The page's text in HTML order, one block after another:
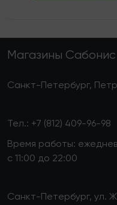
Магазины Сабонис
Санкт-Петербург,
Тел.: +7 (812) 409-96-98
Время работы:
с 11:00 до 22:00
Санкт-Петербург, ул.